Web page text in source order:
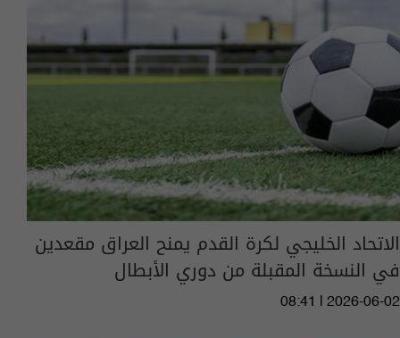
الاتحاد الخليجي لكرة القدم يمنح العراق مقعدين
في النسخة المقبلة من دوري الأبطال
08:41 | 2026-06-02